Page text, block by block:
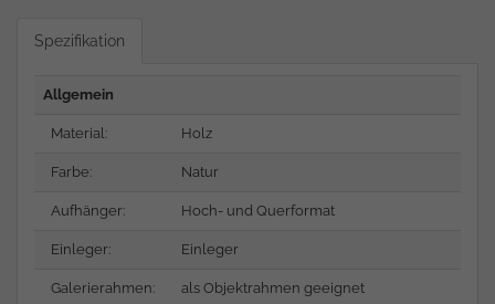
Spezifikation
Allgemein
Material: Holz
Farbe: Natur
Aufhänger: Hoch- und Querformat
Einleger: Einleger
Galerierahmen: als Objektrahmen geeignet